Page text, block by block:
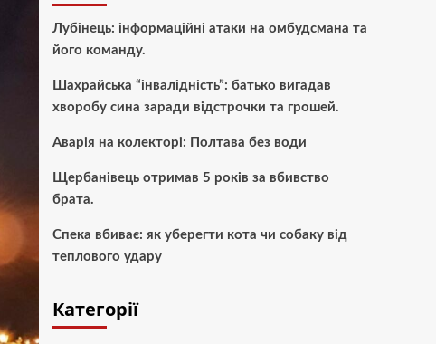
Лубінець: інформаційні атаки на омбудсмана та
його команду.
Шахрайська “інвалідність”: батько вигадав
хворобу сина заради відстрочки та грошей.
Аварія на колекторі: Полтава без води
Щербанівець отримав 5 років за вбивство
брата.
Спека вбиває: як уберегти кота чи собаку від
теплового удару
Категорії